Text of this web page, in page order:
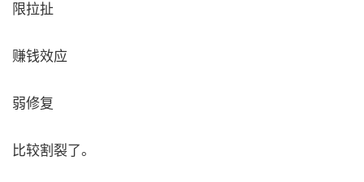
限拉扯
赚钱效应
弱修复
比较割裂了。